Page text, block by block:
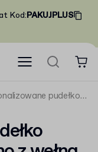
Kod:PAKUJPLUS
Personalizowane pudełko magnetyczne na wino z wełną drzewną